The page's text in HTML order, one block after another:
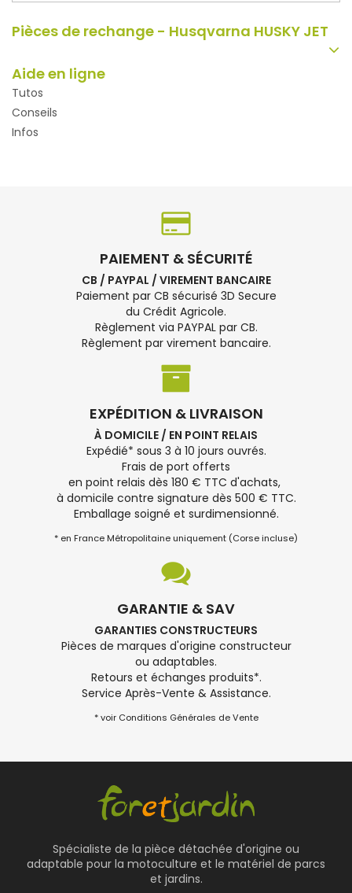
Pièces de rechange - Husqvarna HUSKY JET
Aide en ligne
Tutos
Conseils
Infos
PAIEMENT & SÉCURITÉ
CB / PAYPAL / VIREMENT BANCAIRE
Paiement par CB sécurisé 3D Secure
du Crédit Agricole.
Règlement via PAYPAL par CB.
Règlement par virement bancaire.
EXPÉDITION & LIVRAISON
À DOMICILE / EN POINT RELAIS
Expédié* sous 3 à 10 jours ouvrés.
Frais de port offerts
en point relais dès 180 € TTC d'achats,
à domicile contre signature dès 500 € TTC.
Emballage soigné et surdimensionné.
* en France Métropolitaine uniquement (Corse incluse)
GARANTIE & SAV
GARANTIES CONSTRUCTEURS
Pièces de marques d'origine constructeur
ou adaptables.
Retours et échanges produits*.
Service Après-Vente & Assistance.
* voir Conditions Générales de Vente
Spécialiste de la pièce détachée d'origine ou
adaptable pour la motoculture et le matériel de parcs
et jardins.